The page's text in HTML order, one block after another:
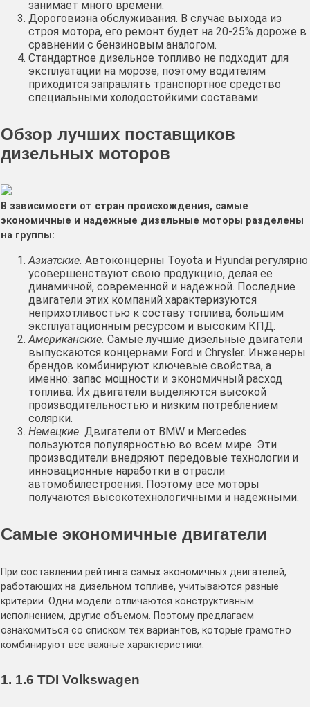
занимает много времени.
Дороговизна обслуживания. В случае выхода из
строя мотора, его ремонт будет на 20-25% дороже в
сравнении с бензиновым аналогом.
Стандартное дизельное топливо не подходит для
эксплуатации на морозе, поэтому водителям
приходится заправлять транспортное средство
специальными холодостойкими составами.
Обзор лучших поставщиков
дизельных моторов
В зависимости от стран происхождения, самые
экономичные и надежные дизельные моторы разделены
на группы:
Азиатские. Автоконцерны Toyota и Hyundai регулярно
усовершенствуют свою продукцию, делая ее
динамичной, современной и надежной. Последние
двигатели этих компаний характеризуются
неприхотливостью к составу топлива, большим
эксплуатационным ресурсом и высоким КПД.
Американские. Самые лучшие дизельные двигатели
выпускаются концернами Ford и Chrysler. Инженеры
брендов комбинируют ключевые свойства, а
именно: запас мощности и экономичный расход
топлива. Их двигатели выделяются высокой
производительностью и низким потреблением
солярки.
Немецкие. Двигатели от BMW и Mercedes
пользуются популярностью во всем мире. Эти
производители внедряют передовые технологии и
инновационные наработки в отрасли
автомобилестроения. Поэтому все моторы
получаются высокотехнологичными и надежными.
Самые экономичные двигатели
При составлении рейтинга самых экономичных двигателей,
работающих на дизельном топливе, учитываются разные
критерии. Одни модели отличаются конструктивным
исполнением, другие объемом. Поэтому предлагаем
ознакомиться со списком тех вариантов, которые грамотно
комбинируют все важные характеристики.
1. 1.6 TDI Volkswagen